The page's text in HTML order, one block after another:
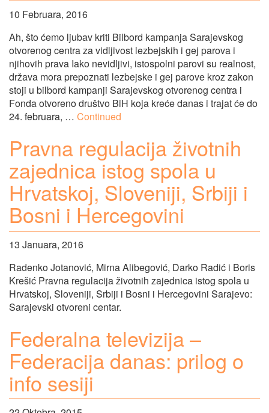
10 Februara, 2016
Ah, što ćemo ljubav kriti Bilbord kampanja Sarajevskog
otvorenog centra za vidljivost lezbejskih i gej parova i
njihovih prava Iako nevidljivi, istospolni parovi su realnost,
država mora prepoznati lezbejske i gej parove kroz zakon
stoji u bilbord kampanji Sarajevskog otvorenog centra i
Fonda otvoreno društvo BiH koja kreće danas i trajat će do
24. februara, … Continued
Pravna regulacija životnih
zajednica istog spola u
Hrvatskoj, Sloveniji, Srbiji i
Bosni i Hercegovini
13 Januara, 2016
Radenko Jotanović, Mirna Alibegović, Darko Radić i Boris
Krešić Pravna regulacija životnih zajednica istog spola u
Hrvatskoj, Sloveniji, Srbiji i Bosni i Hercegovini Sarajevo:
Sarajevski otvoreni centar.
Federalna televizija –
Federacija danas: prilog o
info sesiji